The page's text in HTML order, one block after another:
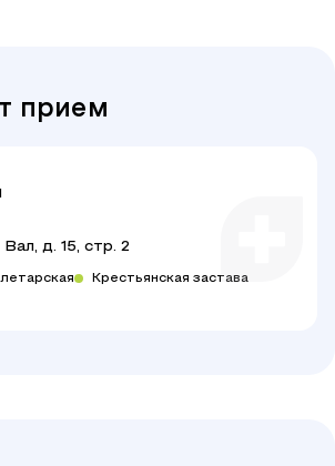
прием
д. 15, стр. 2
Крестьянская застава